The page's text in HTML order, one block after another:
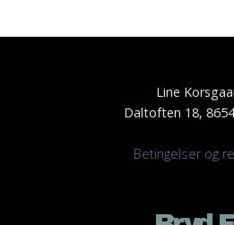
Line
Daltoften 18,
Betingelser og